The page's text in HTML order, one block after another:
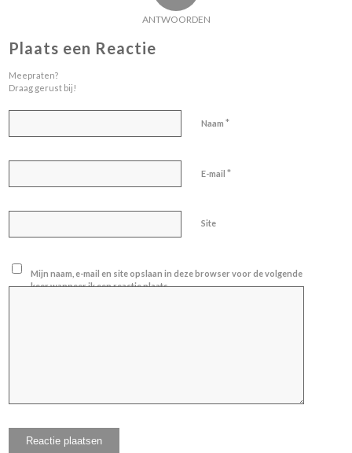
ANTWOORDEN
Plaats een Reactie
Meepraten?
Draag gerust bij!
Naam*
E-mail*
Site
Mijn naam, e-mail en site opslaan in deze browser voor de volgende
keer wanneer ik een reactie plaats.